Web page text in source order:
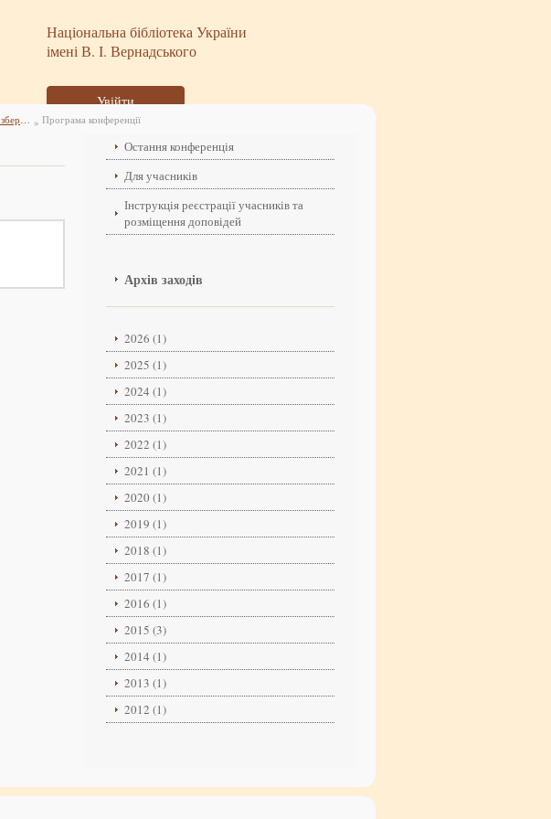
Національна бібліотека України
імені В. І. Вернадського
Увійти
Міжнародна наукова конференція «Бібліотека. Наука. Комунікація. Актуальні питання збереження та інноваційного розвитку наукових бібліотек» (2023) » Програма конференції
Остання конференція
Для учасників
Інструкція реєстрації учасників та
розміщення доповідей
Архів заходів
2026 (1)
2025 (1)
2024 (1)
2023 (1)
2022 (1)
2021 (1)
2020 (1)
2019 (1)
2018 (1)
2017 (1)
2016 (1)
2015 (3)
2014 (1)
2013 (1)
2012 (1)